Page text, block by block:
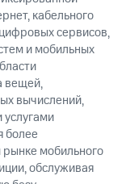
кабельного
сервисов,
и мобильных
вещей,
вычислений,
услугами
более
мобильного
обслуживая